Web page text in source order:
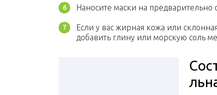
Наносите маски на
Если у вас жирная кожа или
добавить глину или морскую соль